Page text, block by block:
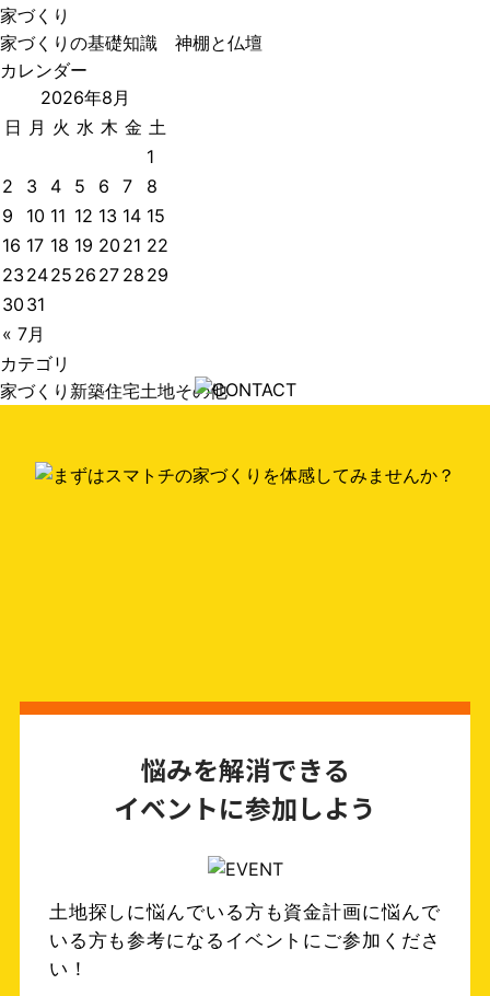
家づくり
家づくりの基礎知識 神棚と仏壇
カレンダー
2026年8月
日 月 火 水 木 金 土
« 7月
1
2
3 4 5 6 7
8
9
10 11 12 13 14 15
16 17 18 19 20 21 22
23 2425 26 27 28 29
30 31
カテゴリ
家づくり 新築住宅土地その他
悩みを解消できる
イベントに参加しよう
土地探しに悩んでいる方も資金計画に悩んで
いる方も参考になるイベントにご参加くださ
い！